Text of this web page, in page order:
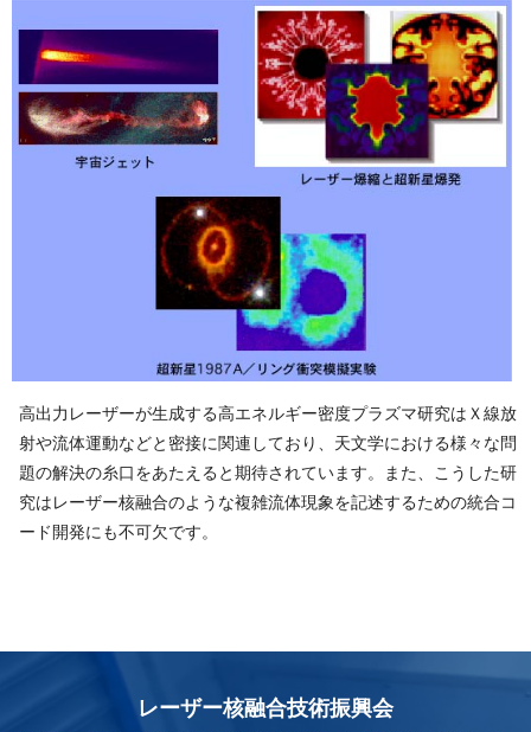
高出力レーザーが生成する高エネルギー密度プラズマ研究はＸ線放
射や流体運動などと密接に関連しており、天文学における様々な問
題の解決の糸口をあたえると期待されています。また、こうした研
究はレーザー核融合のような複雑流体現象を記述するための統合コ
ード開発にも不可 欠 で す 。
レーザー核融合技 術 振 興 会